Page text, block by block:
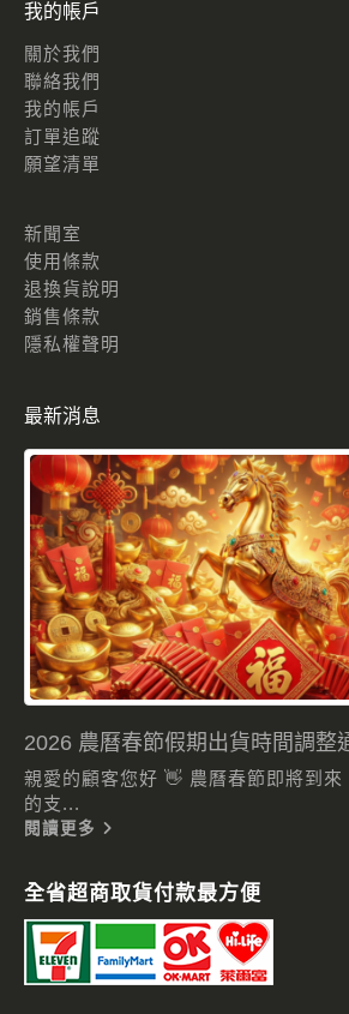
我的帳戶
關於我們
聯絡我們
我的帳戶
訂單追蹤
願望清單
新聞室
使用條款
退換貨說明
銷售條款
隱私權聲明
最新消息
2026 農曆春節假期出貨時間調整
親愛的顧客您好 👋 農曆春節即將到來
的支...
閱讀更多
全省超商取貨付款最方便